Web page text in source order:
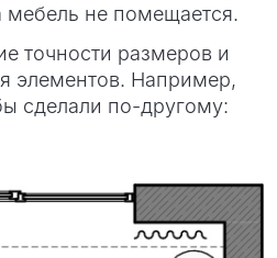
мебель не помещается.
точности размеров и
элементов. Например,
сделали по-другому: